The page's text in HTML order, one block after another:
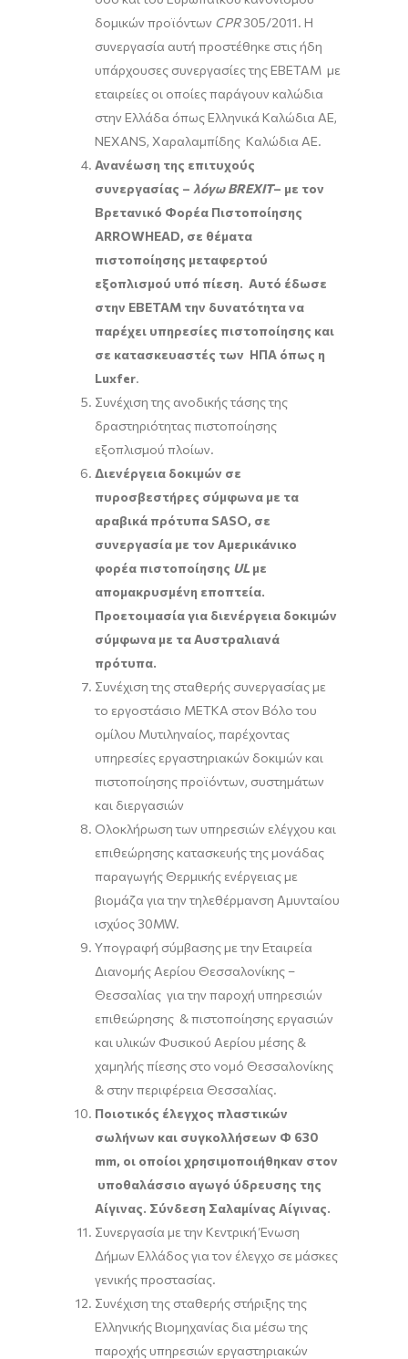
δομικών προϊόντων CPR305/2011. Η
συνεργασία αυτή προστέθηκε στις ήδη
υπάρχουσες συνεργασίες της ΕΒΕΤΑΜ με
εταιρείες οι οποίες παράγουν καλώδια
στην Ελλάδα όπως Ελληνικά Καλώδια ΑΕ,
NEXANS, Χαραλαμπίδης Καλώδια ΑΕ.
Ανανέωση της επιτυχούς
συνεργασίας – λόγωBREXIT– με τον
Βρετανικό Φορέα Πιστοποίησης
ARROWHEAD, σε θέματα
πιστοποίησης μεταφερτού
εξοπλισμού υπό πίεση. Αυτό έδωσε
στην ΕΒΕΤΑΜ την δυνατότητα να
παρέχει υπηρεσίες πιστοποίησης και
σε κατασκευαστές των ΗΠΑ όπως η
Luxfer.
Συνέχιση της ανοδικής τάσης της
δραστηριότητας πιστοποίησης
εξοπλισμού πλοίων.
Διενέργεια δοκιμών σε
πυροσβεστήρες σύμφωνα με τα
αραβικά πρότυπα SASO, σε
συνεργασία με τον Αμερικάνικο
φορέα πιστοποίησης UL με
απομακρυσμένη εποπτεία.
Προετοιμασία για διενέργεια δοκιμών
σύμφωνα με τα Αυστραλιανά
πρότυπα.
Συνέχιση της σταθερής συνεργασίας με
το εργοστάσιο ΜΕΤΚΑ στον Βόλο του
ομίλου Μυτιληναίος, παρέχοντας
υπηρεσίες εργαστηριακών δοκιμών και
πιστοποίησης προϊόντων, συστημάτων
και διεργασιών
Ολοκλήρωση των υπηρεσιών ελέγχου και
επιθεώρησης κατασκευής της μονάδας
παραγωγής Θερμικής ενέργειας με
βιομάζα για την τηλεθέρμανση Αμυνταίου
ισχύος 30MW.
Υπογραφή σύμβασης με την Εταιρεία
Διανομής Αερίου Θεσσαλονίκης –
Θεσσαλίας για την παροχή υπηρεσιών
επιθεώρησης & πιστοποίησης εργασιών
και υλικών Φυσικού Αερίου μέσης &
χαμηλής πίεσης στο νομό Θεσσαλονίκης
& στην περιφέρεια Θεσσαλίας.
Ποιοτικός έλεγχος πλαστικών
σωλήνων και συγκολλήσεων Φ 630
mm, οι οποίοι χρησιμοποιήθηκαν στον
υποθαλάσσιο αγωγό ύδρευσης της
Αίγινας. Σύνδεση Σαλαμίνας Αίγινας.
Συνεργασία με την Κεντρική Ένωση
Δήμων Ελλάδος για τον έλεγχο σε μάσκες
γενικής προστασίας.
Συνέχιση της σταθερής στήριξης της
Ελληνικής Βιομηχανίας δια μέσω της
παροχής υπηρεσιών εργαστηριακών